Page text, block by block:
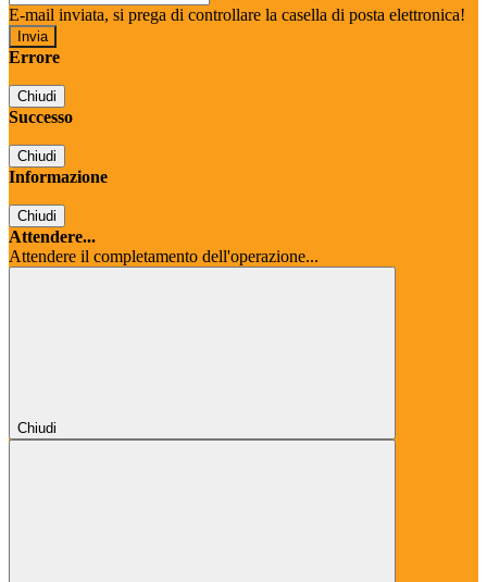
E-mail inviata, si prega di controllare la casella di posta elettronica!
Errore
Chiudi
Successo
Chiudi
Informazione
Chiudi
Attendere...
Attendere il completamento dell'operazione...
Chiudi